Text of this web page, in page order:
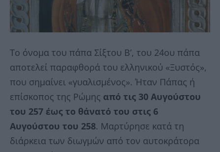
Το όνομα του πάπα Σίξτου Β’, του 24ου πάπα
αποτελεί παραφθορά του ελληνικού «Ξυστός»,
που σημαίνει «γυαλισμένος». Ήταν Πάπας ή
επίσκοπος της Ρώμης από τις 30 Αυγούστου
του 257 έως το θάνατό του στις 6
Αυγούστου του 258. Μαρτύρησε κατά τη
διάρκεια των διωγμών από τον αυτοκράτορα